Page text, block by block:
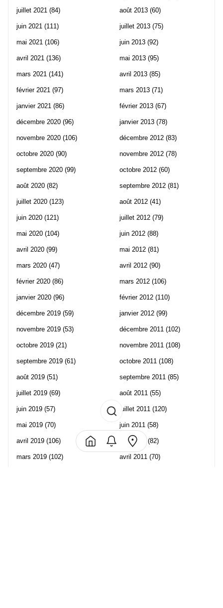
juillet 2021 (84)
juin 2021 (111)
mai 2021 (106)
avril 2021 (136)
mars 2021 (141)
février 2021 (97)
janvier 2021 (86)
décembre 2020 (96)
novembre 2020 (106)
octobre 2020 (90)
septembre 2020 (99)
août 2020 (82)
juillet 2020 (123)
juin 2020 (121)
mai 2020 (104)
avril 2020 (99)
mars 2020 (47)
février 2020 (86)
janvier 2020 (96)
décembre 2019 (59)
novembre 2019 (53)
octobre 2019 (21)
septembre 2019 (61)
août 2019 (51)
juillet 2019 (69)
juin 2019 (57)
mai 2019 (70)
avril 2019 (106)
mars 2019 (102)
août 2013 (60)
juillet 2013 (75)
juin 2013 (92)
mai 2013 (95)
avril 2013 (85)
mars 2013 (71)
février 2013 (67)
janvier 2013 (78)
décembre 2012 (83)
novembre 2012 (78)
octobre 2012 (60)
septembre 2012 (81)
août 2012 (41)
juillet 2012 (79)
juin 2012 (88)
mai 2012 (81)
avril 2012 (90)
mars 2012 (106)
février 2012 (110)
janvier 2012 (99)
décembre 2011 (102)
novembre 2011 (108)
octobre 2011 (108)
septembre 2011 (85)
août 2011 (55)
juillet 2011 (120)
juin 2011 (58)
mai 2011 (82)
avril 2011 (70)